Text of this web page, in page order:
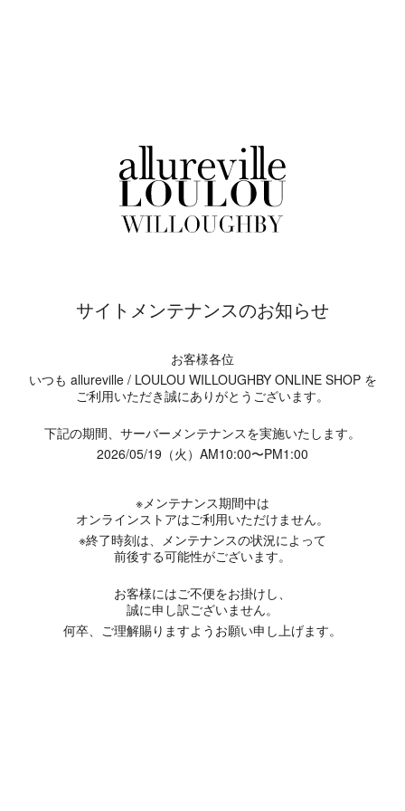
サイトメンテナンスのお知らせ
お客様各位
いつも allureville / LOULOU WILLOUGHBY ONLINE SHOP を
ご利用いただき誠にありがとうございます。
下記の期間、サーバーメンテナンスを実施いたします。
2026/05/19（火）AM10:00〜PM1:00
※メンテナンス期間中は
オンラインストアはご利用いただけません。
※終了時刻は、メンテナンスの状況によって
前後する可能性がございます。
お客様にはご不便をお掛けし、
誠に申し訳ございません。
何卒、ご理解賜りますようお願い申し上げます。